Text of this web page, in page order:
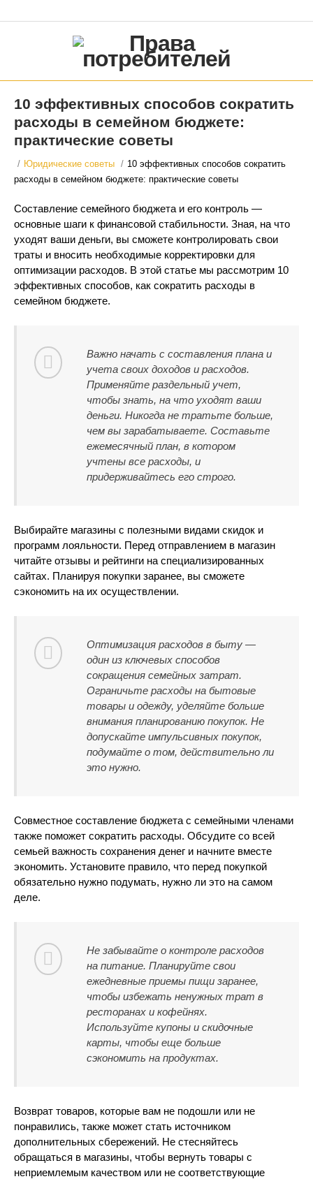
10 эффективных способов сократить
расходы в семейном бюджете:
практические советы
/ Юридические советы / 10 эффективных способов сократить
расходы в семейном бюджете: практические советы
Составление семейного бюджета и его контроль —
основные шаги к финансовой стабильности. Зная, на что
уходят ваши деньги, вы сможете контролировать свои
траты и вносить необходимые корректировки для
оптимизации расходов. В этой статье мы рассмотрим 10
эффективных способов, как сократить расходы в
семейном бюджете.
Важно начать с составления плана и
учета своих доходов и расходов.
Применяйте раздельный учет,
чтобы знать, на что уходят ваши
деньги. Никогда не тратьте больше,
чем вы зарабатываете. Составьте
ежемесячный план, в котором
учтены все расходы, и
придерживайтесь его строго.
Выбирайте магазины с полезными видами скидок и
программ лояльности. Перед отправлением в магазин
читайте отзывы и рейтинги на специализированных
сайтах. Планируя покупки заранее, вы сможете
сэкономить на их осуществлении.
Оптимизация расходов в быту —
один из ключевых способов
сокращения семейных затрат.
Ограничьте расходы на бытовые
товары и одежду, уделяйте больше
внимания планированию покупок. Не
допускайте импульсивных покупок,
подумайте о том, действительно ли
это нужно.
Совместное составление бюджета с семейными членами
также поможет сократить расходы. Обсудите со всей
семьей важность сохранения денег и начните вместе
экономить. Установите правило, что перед покупкой
обязательно нужно подумать, нужно ли это на самом
деле.
Не забывайте о контроле расходов
на питание. Планируйте свои
ежедневные приемы пищи заранее,
чтобы избежать ненужных трат в
ресторанах и кофейнях.
Используйте купоны и скидочные
карты, чтобы еще больше
сэкономить на продуктах.
Возврат товаров, которые вам не подошли или не
понравились, также может стать источником
дополнительных сбережений. Не стесняйтесь
обращаться в магазины, чтобы вернуть товары с
неприемлемым качеством или не соответствующие